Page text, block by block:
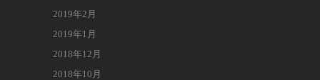
2019年2月
2019年1月
2018年12月
2018年10月